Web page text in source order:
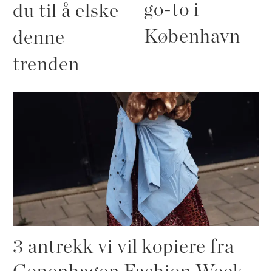
du til å elske
denne
trenden
go-to i
København
3 antrekk vi vil kopiere fra